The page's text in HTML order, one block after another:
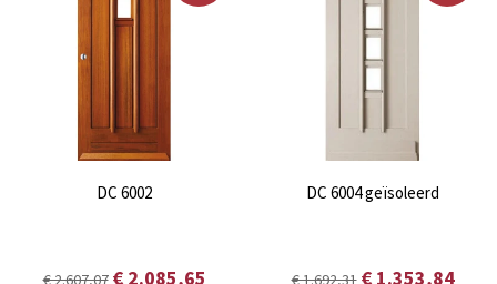
DC 6002
€ 2.607,07 € 2.085,65
DC 6004 geïsoleerd
€ 1.692,31 € 1.353,84